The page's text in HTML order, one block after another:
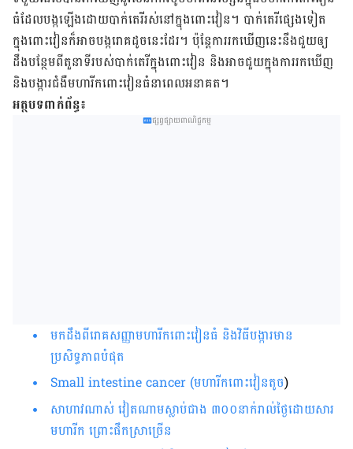
ធំ​ដែល​បង្ក​ឡើង​ដោយ​បាក់តេរី​រស់នៅ​ក្នុង​ពោះវៀន។ បាក់តេរី​ផ្សេង​ទៀត​
ក្នុង​ពោះវៀន​ក៏​អាច​បង្ក​រោគ​ដូច​នេះ​ដែរ។ ប៉ុន្តែ​ការ​រក​ឃើញ​នេះ​នឹង​ជួយ​ឲ្យ​
ដឹង​បន្ថែម​ពី​តួនាទី​របស់​បាក់តេរី​ក្នុង​ពោះវៀន​ និង​អាច​ជួយ​ក្នុង​ការ​រក​ឃើញ​
និង​បង្ការ​ជំងឺ​មហារីក​ពោះវៀនធំ​នា​ពេល​អនាគត។
អត្ថបទពាក់ព័ន្ធ៖
ផ្សព្វផ្សាយពាណិជ្ជកម្ម
មកដឹងពីរោគសញ្ញាមហារីកពោះវៀនធំ និងវិធីបង្ការមាន
ប្រសិទ្ធភាពបំផុត
Small intestine cancer (មហារីកពោះវៀនតូច)
សាហាវ​ណាស់ វៀតណាម​ស្លាប់​ជាង ៣០០នាក់​រាល់​ថ្ងៃ​ដោយ​សារ​
មហារីក ​ព្រោះ​ផឹក​ស្រា​​ច្រើន